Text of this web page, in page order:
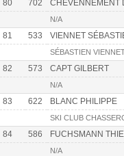
80 702 CHEVENNEMENT
N/A
81 533 VIENNET
SÉBASTIEN
82 573 CAPT GILBERT
N/A
83 622 BLANC PHILIPPE
SKI CLUB
84 586 FUCHSMANN
N/A